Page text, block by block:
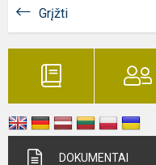
Grįžti
DOKUMENTAI